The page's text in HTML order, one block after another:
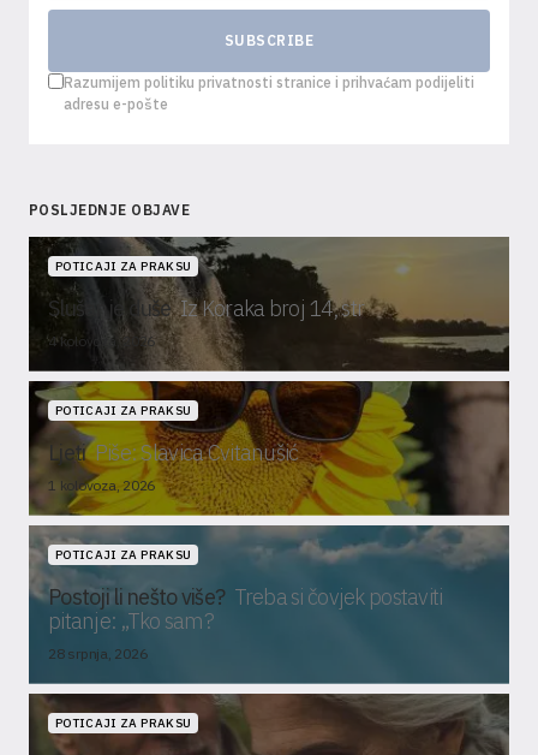
SUBSCRIBE
Razumijem politiku privatnosti stranice i prihvaćam podijeliti
adresu e-pošte
POSLJEDNJE OBJAVE
POTICAJI ZA PRAKSU
Slušanje duše Iz Koraka broj 14, str
4 kolovoza, 2026
POTICAJI ZA PRAKSU
Ljeti Piše: Slavica Cvitanušić
1 kolovoza, 2026
POTICAJI ZA PRAKSU
Postoji li nešto više? Treba si čovjek postaviti
pitanje: „Tko sam?
28 srpnja, 2026
POTICAJI ZA PRAKSU